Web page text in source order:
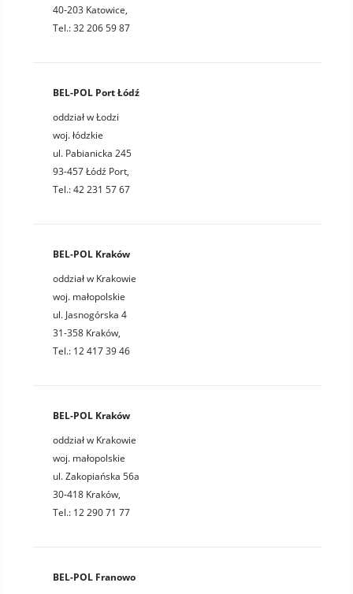
40-203 Katowice,
Tel.: 32 206 59 87
BEL-POL Port Łódź
oddział w Łodzi
woj. łódzkie
ul. Pabianicka 245
93-457 Łódź Port,
Tel.: 42 231 57 67
BEL-POL Kraków
oddział w Krakowie
woj. małopolskie
ul. Jasnogórska 4
31-358 Kraków,
Tel.: 12 417 39 46
BEL-POL Kraków
oddział w Krakowie
woj. małopolskie
ul. Zakopiańska 56a
30-418 Kraków,
Tel.: 12 290 71 77
BEL-POL Franowo